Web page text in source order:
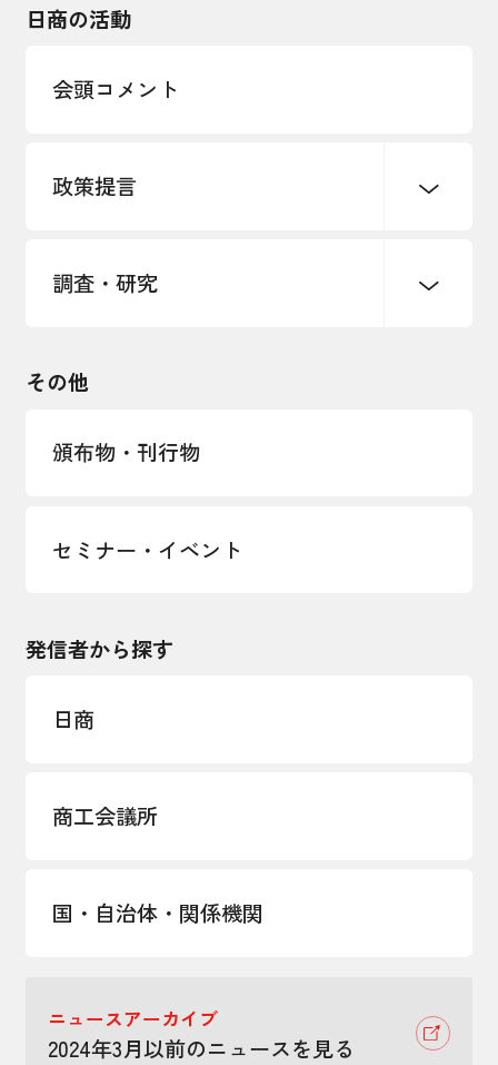
インボイス制度
海外情報レポート
安全保障貿易管理・技術流出防止に関す
経営者保証に関するガイドライン
日商の活動
会頭コメント
政策提言
中小企業経営
国土強靭化・社会基盤整備・震災復興
調査・研究
LOBO調査
その他
頒布物・刊行物
セミナー・イベント
発信者から探す
日商
商工会議所
国・自治体・関係機関
ニュースアーカイブ
2024年3月以前のニュースを見る